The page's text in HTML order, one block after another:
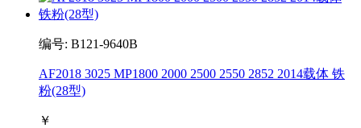
编号: B121-9640B
AF2018 3025 MP1800 2000 2500 2550 2852 2014载体 铁
粉(28型)
￥